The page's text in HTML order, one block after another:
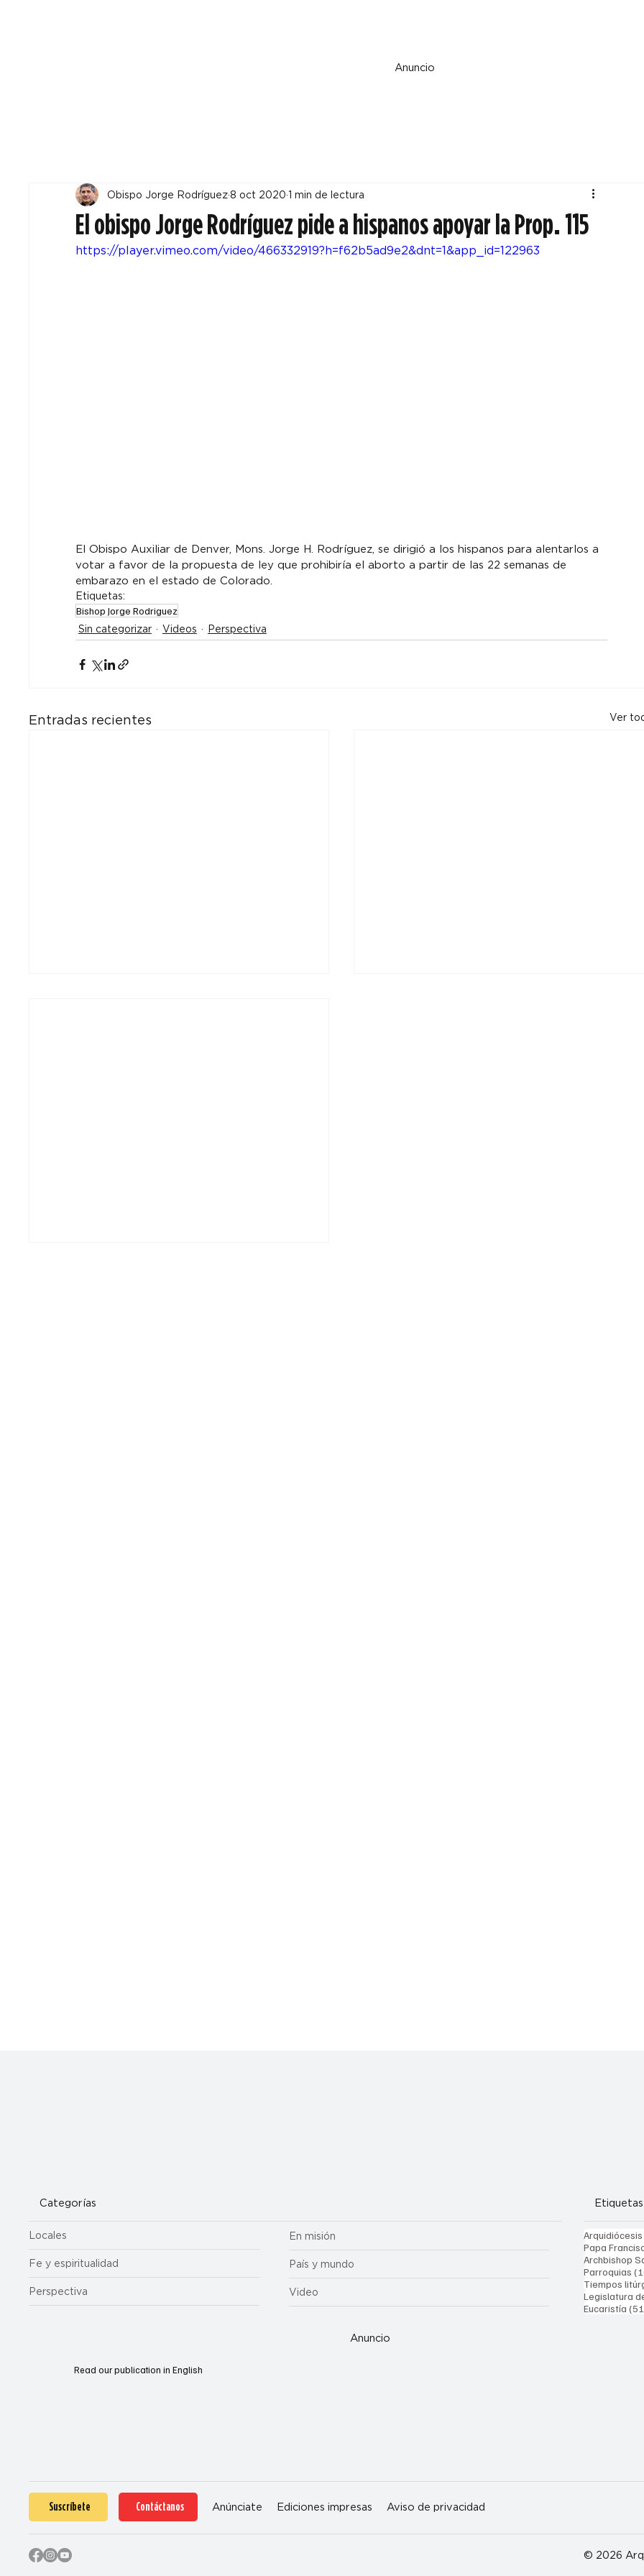
Anuncio
El obispo Jorge Rodríguez pide a hispanos apoyar la Prop. 115
Obispo Jorge Rodríguez 8 oct 2020 1 min de lectura
https://player.vimeo.com/video/466332919?h=f62b5ad9e2&dnt=1&app_id=122963
El Obispo Auxiliar de Denver, Mons. Jorge H. Rodríguez, se dirigió a los hispanos para alentarlos a
votar a favor de la propuesta de ley que prohibiría el aborto a partir de las 22 semanas de
embarazo en el estado de Colorado.
Etiquetas:
Bishop Jorge Rodriguez
Sin categorizar Videos Perspectiva
Entradas recientes Ver
Categorías
Locales
Fe y espiritualidad
Perspectiva
En misión
País y mundo
Video
Papa
Archbishop
Parroquias
Tiempos
Legislatura
Eucaristía
Read our publication in English
Anuncio
Suscríbete Contáctanos Anúnciate Ediciones impresas Aviso de privacidad
© 2026